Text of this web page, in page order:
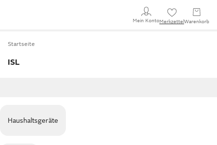
Mein KontoMerkzettel Warenkorb
Startseite
ISL
Haushaltsgeräte